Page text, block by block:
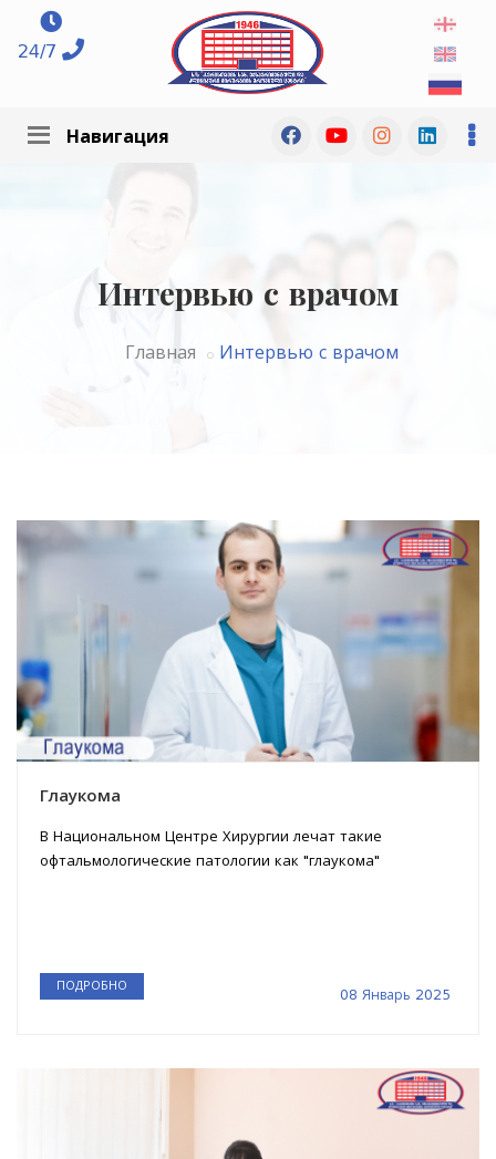
24/7
Навигация
Интервью с врачом
Главная Интервью с врачом
Глаукома
В Национальном Центре Хирургии лечат такие
офтальмологические патологии как "глаукома"
ПОДРОБНО
08 Январь 2025